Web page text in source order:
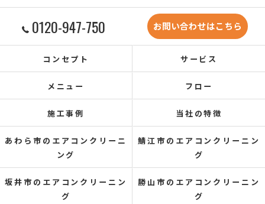
0120-947-750 お問い合わせはこちら
コンセプト サービス
メニュー フロー
施工事例 当社の特徴
あわら市のエアコンクリーニ
ング
鯖江市のエアコンクリーニン
グ
坂井市のエアコンクリーニン
グ
勝山市のエアコンクリーニン
グ